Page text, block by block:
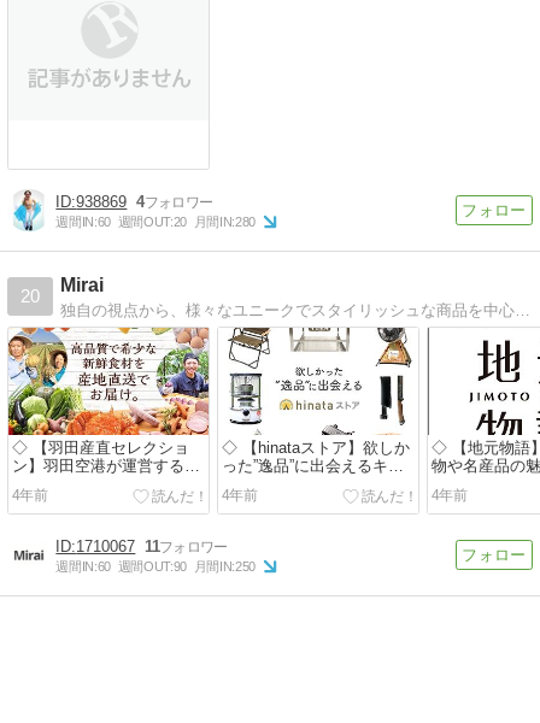
938869 4
週間IN:60 週間OUT:20 月間IN:280
20
Mirai
独自の視点から、様々なユニークでスタイリッシュな商品を中心に、良いお店の素敵な商品をご紹介しています！愛され続ける アフレンドショップへ！
◇ 【羽田産直セレクショ
ン】羽田空港が運営する産
地直送通販
4年前
◇ 【hinataストア】欲しか
った”逸品”に出会えるキャ
ンプ用品のセレクトショッ
プ
4年前
◇ 【地元物語
物や名産品の
ともにお届け！
4年前
1710067 11
週間IN:60 週間OUT:90 月間IN:250